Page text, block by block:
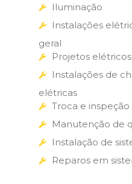
Iluminação
Instalações
geral
Projetos elétricos
Instalações de
elétricas
Troca e
Manutenção de
Instalação de
Reparos em